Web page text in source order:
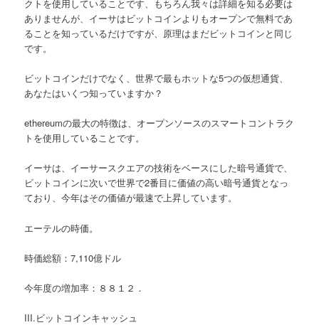
クトを使用していることです、もちろん我々は詳細を知る必要は
ありませんが、イーサはビットコインよりもオープンで無料であ
ることを知っているだけですが、原理はまだビットコインと同じ
です。
ビットコインだけでなく、世界で最もホットな5つの仮想通貨、
あなたはいくつ知っていますか？
ethereumの最大の特徴は、オープンソースのスマートコントラク
トを使用していることです。
イーサは、イーサースクエアの技術をベースにした暗号通貨で、
ビットコインに次いで世界で2番目に価値の高い暗号通貨となっ
ており、今年はその価値が最速で上昇しています。
エーテルの時価。
時価総額：7,110億ドル
今年度の増加率：８８１２．
III.ビットコインキャッシュ